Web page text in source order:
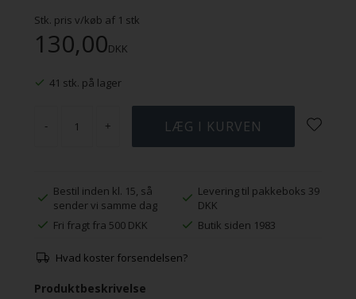
Stk. pris v/køb af 1 stk
130,00DKK
41 stk. på lager
- +
Bestil inden kl. 15, så
sender vi samme dag
Levering til pakkeboks 39
DKK
Fri fragt fra 500 DKK
Butik siden 1983
Hvad koster forsendelsen?
Produktbeskrivelse